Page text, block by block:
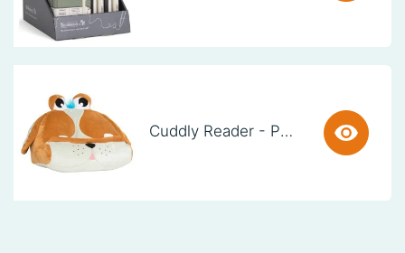
Cuddly Reader - Puppy Pete